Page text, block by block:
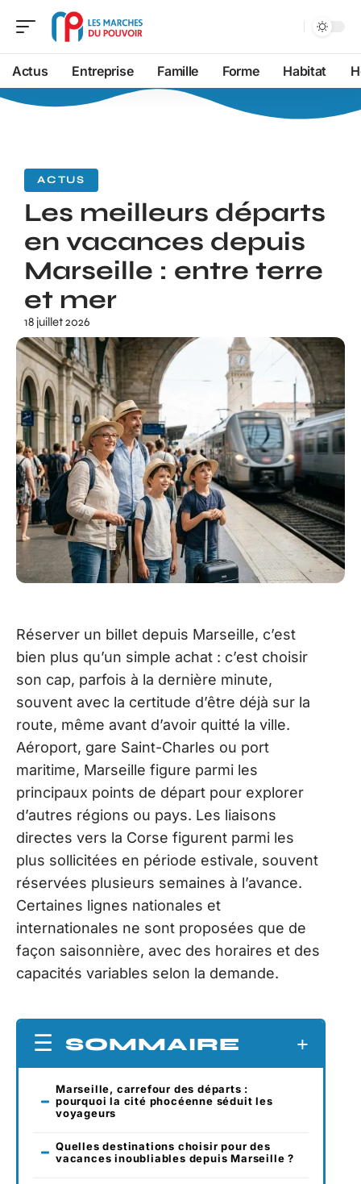
Actus Entreprise Famille Forme Habitat
ACTUS
Les meilleurs départs
en vacances depuis
Marseille : entre terre
et mer
18 juillet 2026
Réserver un billet depuis Marseille, c’est
bien plus qu’un simple achat : c’est choisir
son cap, parfois à la dernière minute,
souvent avec la certitude d’être déjà sur la
route, même avant d’avoir quitté la ville.
Aéroport, gare Saint-Charles ou port
maritime, Marseille figure parmi les
principaux points de départ pour explorer
d’autres régions ou pays. Les liaisons
directes vers la Corse figurent parmi les
plus sollicitées en période estivale, souvent
réservées plusieurs semaines à l’avance.
Certaines lignes nationales et
internationales ne sont proposées que de
façon saisonnière, avec des horaires et des
capacités variables selon la demande.
SOMMAIRE
Marseille, carrefour des départs :
pourquoi la cité phocéenne séduit les
voyageurs
Quelles destinations choisir pour des
vacances inoubliables depuis Marseille ?